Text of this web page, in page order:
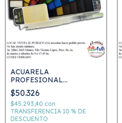
ACUARELA
PROFESIONAL
GIORGIONE X33 color
estuche deslizable
$50.326
$45.293,40 con
TRANSFERENCIA 10 % DE
DESCUENTO